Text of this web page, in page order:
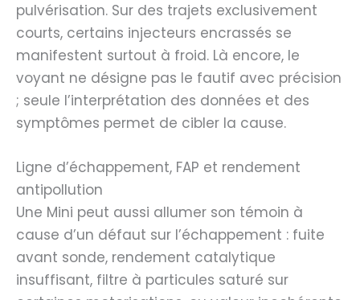
pulvérisation. Sur des trajets exclusivement
courts, certains injecteurs encrassés se
manifestent surtout à froid. Là encore, le
voyant ne désigne pas le fautif avec précision
; seule l’interprétation des données et des
symptômes permet de cibler la cause.
Ligne d’échappement, FAP et rendement
antipollution
Une Mini peut aussi allumer son témoin à
cause d’un défaut sur l’échappement : fuite
avant sonde, rendement catalytique
insuffisant, filtre à particules saturé sur